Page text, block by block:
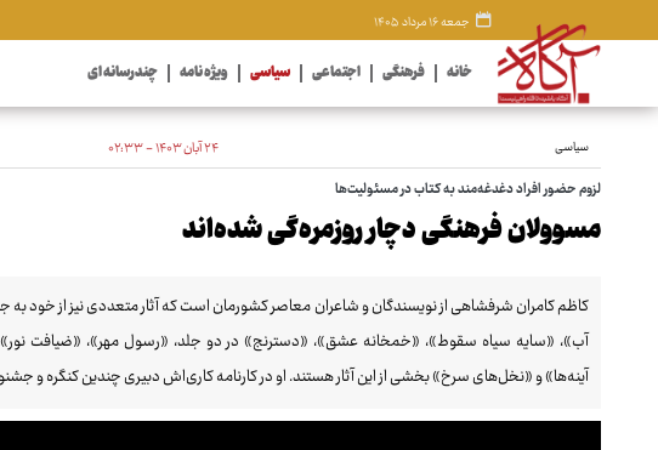
جمعه ۱۶ مرداد ۱۴۰۵
خانه فرهنگی اجتماعی سیاسی ویژه نامه چندرسانه ای
سیاسی ۲۴ آبان ۱۴۰۳ - ۰۲:۳۳
لزوم حضور افراد دغدغه‌مند به کتاب در مسئولیت‌ها
مسوولان فرهنگی دچار روزمره‌گی شده‌اند
کاظم کامران شرفشاهی از نویسندگان و شاعران معاصر کشورمان است که آثار متعددی نیز از خود
آینه‌ها» و «نخل‌های سرخ» بخشی از این آثار هستند. او در کارنامه کاری‌اش دبیری چندین کنگره و